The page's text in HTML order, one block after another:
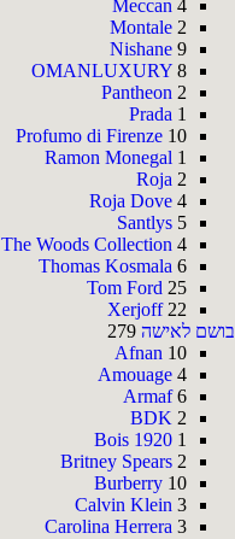
Meccan 4
Montale 2
Nishane 9
OMANLUXURY 8
Pantheon 2
Prada 1
Profumo di Firenze 10
Ramon Monegal 1
Roja 2
Roja Dove 4
Santlys 5
The Woods Collection 4
Thomas Kosmala 6
Tom Ford 25
Xerjoff 22
בושם לאישה 279
Afnan 10
Amouage 4
Armaf 6
BDK 2
Bois 1920 1
Britney Spears 2
Burberry 10
Calvin Klein 3
Carolina Herrera 3